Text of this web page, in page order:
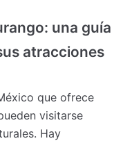
una guía
atracciones
que ofrece
visitarse
Hay